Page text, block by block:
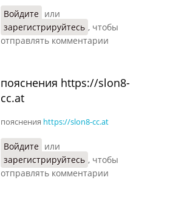
Войдите или
зарегистрируйтесь , чтобы
отправлять комментарии
пояснения https://slon8-
cc.at
пояснения https://slon8-cc.at
Войдите или
зарегистрируйтесь , чтобы
отправлять комментарии